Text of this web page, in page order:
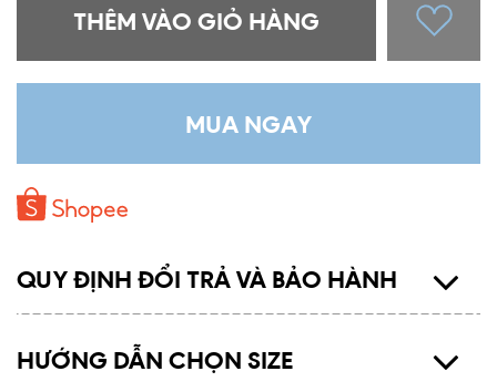
THÊM VÀO GIỎ HÀNG
MUA NGAY
QUY ĐỊNH ĐỔI TRẢ VÀ BẢO HÀNH
HƯỚNG DẪN CHỌN SIZE